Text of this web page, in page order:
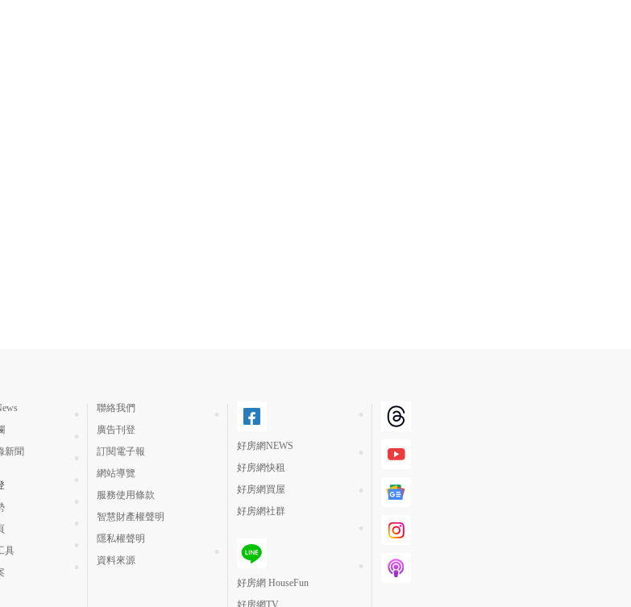
新聞
具
聯絡我們
廣告刊登
訂閱電子報
網站導覽
服務使用條款
智慧財產權聲明
隱私權聲明
資料來源
好房網NEWS
好房網快租
好房網買屋
好房網社群
好房網 HouseFun
好房網TV